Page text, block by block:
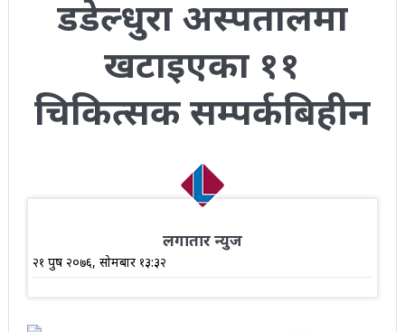
डडेल्धुरा अस्पतालमा
खटाइएका ११
चिकित्सक सम्पर्कबिहीन
लगातार न्युज
२१ पुष २०७६, सोमबार १३:३२